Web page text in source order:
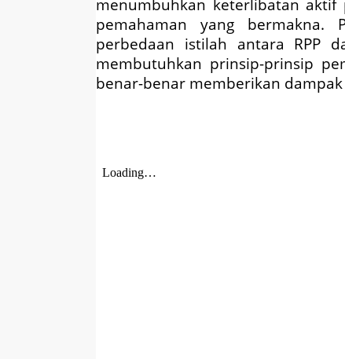
menumbuhkan keterlibatan
pemahaman yang bermakna.
perbedaan istilah antara RPP
membutuhkan prinsip-prinsip
benar-benar memberikan